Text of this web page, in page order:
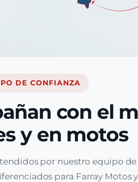
DE CONFIANZA
con el
y en motos
por nuestro equipo
para Farray Motos y